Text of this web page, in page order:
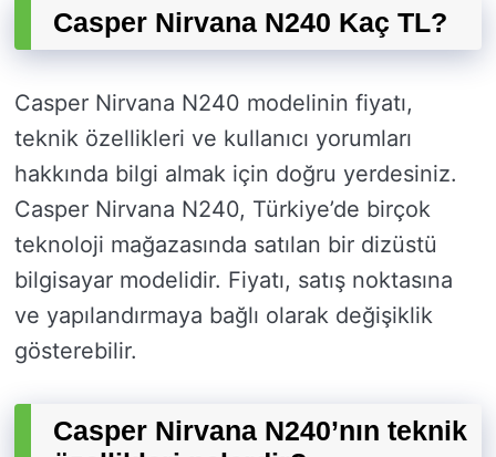
Casper Nirvana N240 Kaç TL?
Casper Nirvana N240 modelinin fiyatı,
teknik özellikleri ve kullanıcı yorumları
hakkında bilgi almak için doğru yerdesiniz.
Casper Nirvana N240, Türkiye’de birçok
teknoloji mağazasında satılan bir dizüstü
bilgisayar modelidir. Fiyatı, satış noktasına
ve yapılandırmaya bağlı olarak değişiklik
gösterebilir.
Casper Nirvana N240’nın teknik